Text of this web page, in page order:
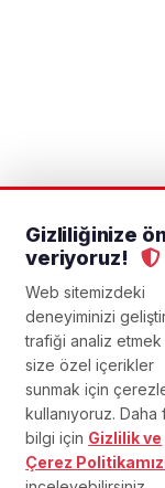
Gizliliğinize
veriyoruz!
Web sitemizdeki
deneyiminizi
trafiği analiz
size özel içerikler
sunmak için
kullanıyoruz. Daha
bilgi için Gizlilik ve
Çerez
KVKKGizlilik